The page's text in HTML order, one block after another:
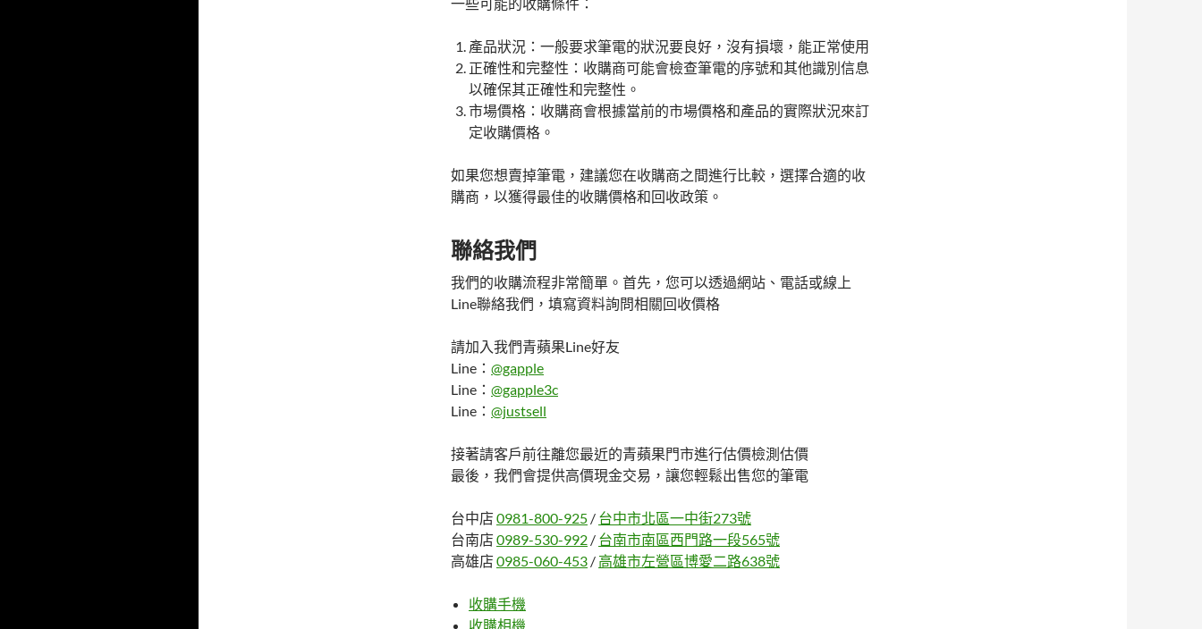
產品狀況：一般要求筆電的狀況要良好，沒有損壞，能正常使用
正確性和完整性：收購商可能會檢查筆電的序號和其他識別信息
以確保其正確性和完整性。
市場價格：收購商會根據當前的市場價格和產品的實際狀況來訂
定收購價格。
如果您想賣掉筆電，建議您在收購商之間進行比較，選擇合適的收
購商，以獲得最佳的收購價格和回收政策。
聯絡我們
我們的收購流程非常簡單。首先，您可以透過網站、電話或線上
Line聯絡我們，填寫資料詢問相關回收價格
請加入我們青蘋果Line好友
Line： @gapple
Line： @gapple3c
Line： @justsell
接著請客戶前往離您最近的青蘋果門市進行估價檢測估價
最後，我們會提供高價現金交易，讓您輕鬆出售您的筆電
台中店 0981-800-925 / 台中市北區一中街273號
台南店 0989-530-992 / 台南市南區西門路一段565號
高雄店 0985-060-453 / 高雄市左營區博愛二路638號
收購手機
收購相機